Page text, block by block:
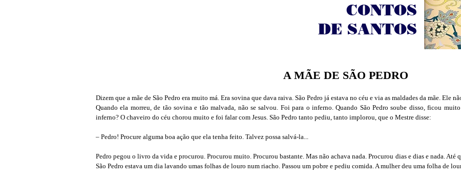
CONTOS
DE SANTOS
A MÃE DE SÃO PEDRO
Dizem que a mãe de São Pedro era muito má. Era sovina que dava raiva. São Pedro já estava no céu e via as maldades da mãe. Ele
Quando ela morreu, de tão sovina e tão malvada, não se salvou. Foi para o inferno. Quando São Pedro soube disso, ficou
inferno? O chaveiro do céu chorou muito e foi falar com Jesus. São Pedro tanto pediu, tanto implorou, que o Mestre disse:
– Pedro! Procure alguma boa ação que ela tenha feito. Talvez possa salvá-la...
Pedro pegou o livro da vida e procurou. Procurou muito. Procurou bastante. Mas não achava nada. Procurou dias e dias e nada. Até
São Pedro estava um dia lavando umas folhas de louro num riacho. Passou um pobre e pediu comida. A mulher deu uma folha de